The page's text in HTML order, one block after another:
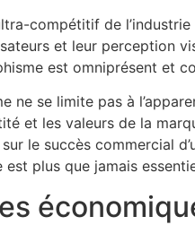
compétitif de
et leur perception
est omniprésent et
ne se limite pas à
et les valeurs de la
le succès commercial
est plus que jamais